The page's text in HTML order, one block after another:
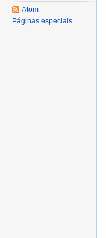
Atom
Páginas especiais